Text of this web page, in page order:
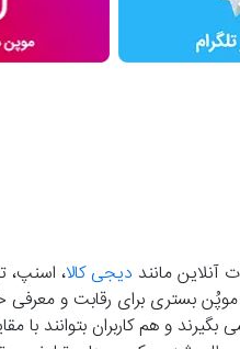
آنلاین مانند دیجی کالا، اسنپ،
موپُن بستری برای رقابت و
و هم کاربران بتوانند با